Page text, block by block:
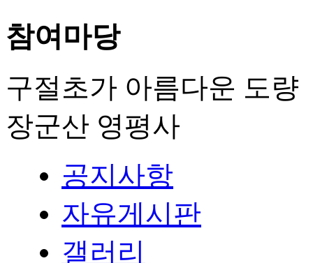
참여마당
구절초가 아름다운 도량
장군산 영평사
공지사항
자유게시판
갤러리